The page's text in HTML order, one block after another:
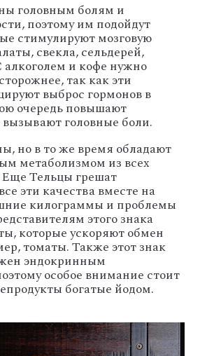
головным болям и
поэтому им подойдут
стимулируют мозговую
свекла, сельдерей,
алкоголем и кофе нужно
так как эти
выброс гормонов в
очередь повышают
вызывают головные боли.
но в то же время обладают
метаболизмом из всех
Еще Тельцы грешат
эти качества вместе на
килограммы и проблемы
этого знака
которые ускоряют обмен
томаты. Также этот знак
эндокринным
особое внимание стоит
богатые йодом.